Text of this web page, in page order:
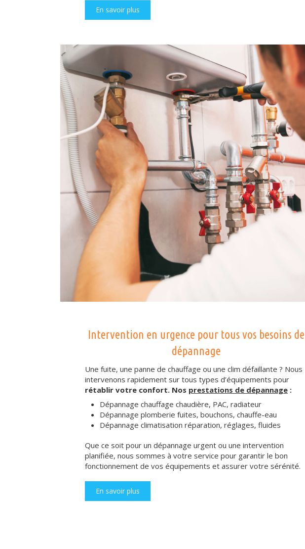
En savoir plus
Intervention en urgence pour tous vos besoins de
dépannage
Une fuite, une panne de chauffage ou une clim défaillante ? Nous
intervenons rapidement sur tous types d’équipements pour
rétablir votre confort. Nos prestations de dépannage :
Dépannage chauffage chaudière, PAC, radiateur
Dépannage plomberie fuites, bouchons, chauffe-eau
Dépannage climatisation réparation, réglages, fluides
Que ce soit pour un dépannage urgent ou une intervention
planifiée, nous sommes à votre service pour garantir le bon
fonctionnement de vos équipements et assurer votre sérénité.
En savoir plus